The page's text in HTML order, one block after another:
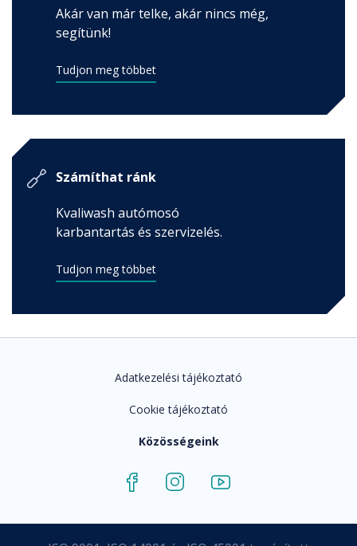
Akár van már telke, akár nincs még,
segítünk!
Tudjon meg többet
Számíthat ránk
Kvaliwash autómosó
karbantartás és szervizelés.
Tudjon meg többet
Adatkezelési tájékoztató
Cookie tájékoztató
Közösségeink